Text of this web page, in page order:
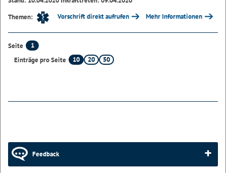
Themen:
Vorschrift direkt aufrufen Mehr Informationen
Seite
1
Einträge pro Seite
10 20 50
Feedback